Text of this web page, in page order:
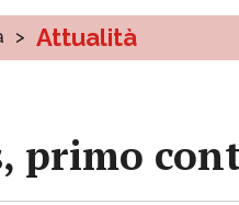
> Attualità
primo